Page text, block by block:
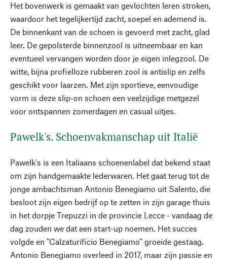
Het bovenwerk is gemaakt van gevlochten leren stroken,
waardoor het tegelijkertijd zacht, soepel en ademend is.
De binnenkant van de schoen is gevoerd met zacht, glad
leer. De gepolsterde binnenzool is uitneembaar en kan
eventueel vervangen worden door je eigen inlegzool. De
witte, bijna profielloze rubberen zool is antislip en zelfs
geschikt voor laarzen. Met zijn sportieve, eenvoudige
vorm is deze slip-on schoen een veelzijdige metgezel
voor ontspannen zomerdagen en casual uitjes.
Pawelk's. Schoenvakmanschap uit Italië
Pawelk's is een Italiaans schoenenlabel dat bekend staat
om zijn handgemaakte lederwaren. Het gaat terug tot de
jonge ambachtsman Antonio Benegiamo uit Salento, die
besloot zijn eigen bedrijf op te zetten in zijn garage thuis
in het dorpje Trepuzzi in de provincie Lecce - vandaag de
dag zouden we dat een start-up noemen. Het succes
volgde en "Calzaturificio Benegiamo" groeide gestaag.
Antonio Benegiamo overleed in 2017, maar zijn passie en